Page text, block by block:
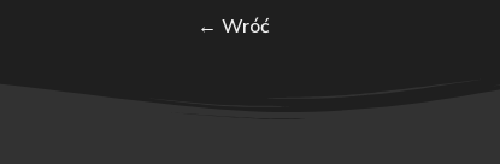
← Wróć